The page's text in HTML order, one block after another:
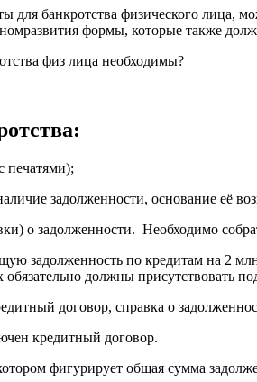
для банкротства физического лица,
формы, которые также
физ лица необходимы?
печатями);
задолженности, основание её
о задолженности. Необходимо
задолженность по кредитам на 2
должны присутствовать
договор, справка о
кредитный договор.
фигурирует общая сумма